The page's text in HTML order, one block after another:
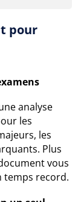
pour
analyse
les
les
Plus
vous
temps record.